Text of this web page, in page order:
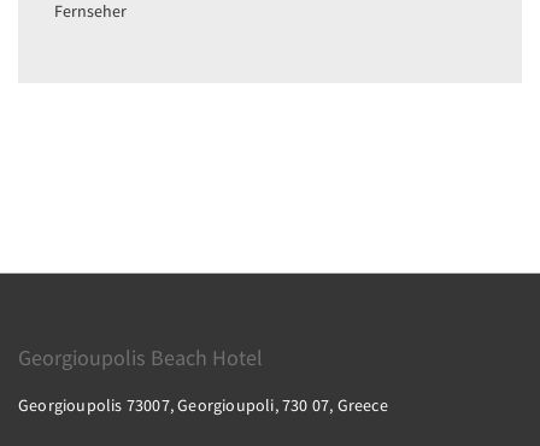
Fernseher
Georgioupolis Beach Hotel
Georgioupolis 73007, Georgioupoli, 730 07, Greece